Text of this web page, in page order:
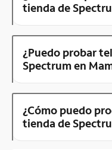
tienda de
¿Puedo probar
Spectrum en
¿Cómo puedo
tienda de